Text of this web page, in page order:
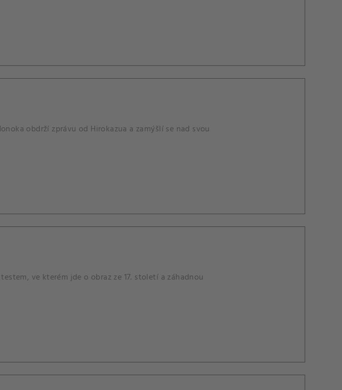
obdrží zprávu od Hirokazua a zamýšlí se nad svou
ve kterém jde o obraz ze 17. století a záhadnou